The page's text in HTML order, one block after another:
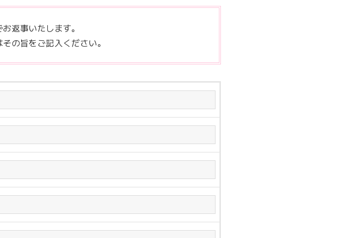
返事いたします。
の旨をご記入ください。